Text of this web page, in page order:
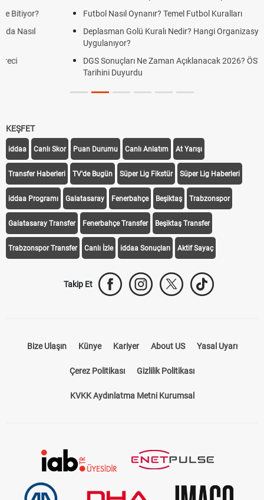
Futbol Nasıl Oynanır? Temel Futbol Kuralları
Deplasman Golü Kuralı Nedir? Hangi Organizasyonlarda
DGS Sonuçları Ne Zaman Açıklanacak 2026? ÖSYM Sonuç
Tarihini Duyurdu
KEŞFET
iddaa Canlı Skor Puan Durumu Canlı Anlatım At Yarışı
Transfer Haberleri TV'de Bugün Süper Lig Fikstür Süper Lig Haberleri
iddaa Programı Galatasaray Fenerbahçe Beşiktaş Trabzonspor
Galatasaray Transfer Fenerbahçe Transfer Beşiktaş Transfer
Trabzonspor Transfer Canlı İzle iddaa Sonuçları Aktif Sayaç
Takip Et
Bize Ulaşın Künye Kariyer About US Yasal Uyarı
Çerez Politikası Gizlilik Politikası
KVKK Aydınlatma Metni Kurumsal